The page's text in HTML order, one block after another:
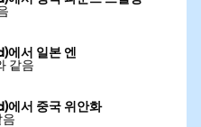
서 일본 엔
같음
서 중국 위안화
음